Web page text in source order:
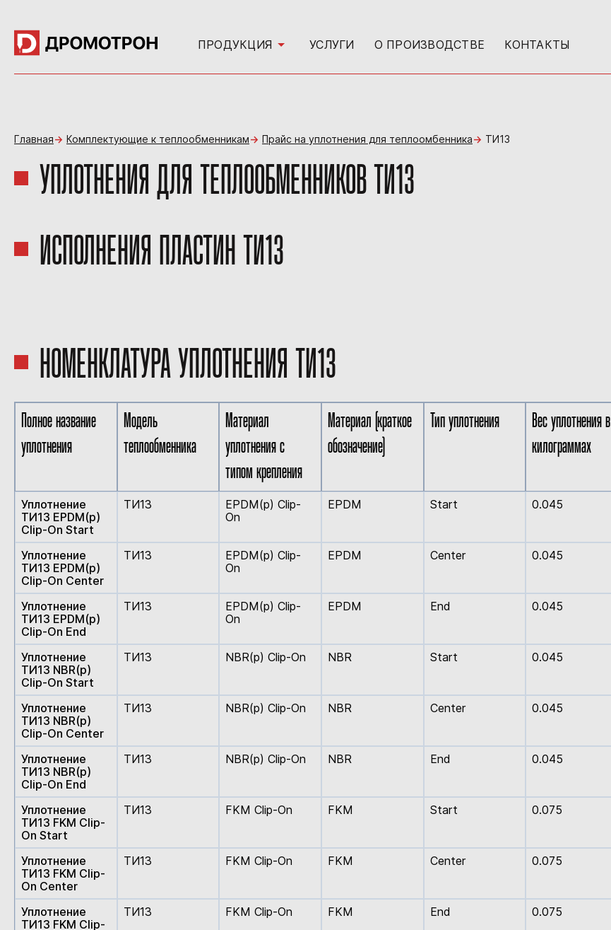
ПРОДУКЦИЯ УСЛУГИ О ПРОИЗВОДСТВЕ КОНТАКТЫ
Главная Комплектующие к теплообменникам Прайс на уплотнения для теплоомбенника ТИ13
УПЛОТНЕНИЯ ДЛЯ ТЕПЛООБМЕННИКОВ ТИ13
ИСПОЛНЕНИЯ ПЛАСТИН ТИ13
НОМЕНКЛАТУРА УПЛОТНЕНИЯ ТИ13
Полное название
уплотнения
Модель
теплообменника
Материал
уплотнения с
типом крепления
Материал (краткое
обозначение)
Тип уплотнения
Вес уплотнения в
килограммах
Уплотнение
ТИ13 EPDM(p)
Clip-On Start
ТИ13
EPDM(p) Clip-
On
EPDM Start 0.045
Уплотнение
ТИ13 EPDM(p)
Clip-On Center
ТИ13
EPDM(p) Clip-
On
EPDM Center 0.045
Уплотнение
ТИ13 EPDM(p)
Clip-On End
ТИ13
EPDM(p) Clip-
On
EPDM End 0.045
Уплотнение
ТИ13 NBR(p)
Clip-On Start
ТИ13 NBR(p) Clip-On NBR Start 0.045
Уплотнение
ТИ13 NBR(p)
Clip-On Center
ТИ13 NBR(p) Clip-On NBR Center 0.045
Уплотнение
ТИ13 NBR(p)
Clip-On End
ТИ13 NBR(p) Clip-On NBR End 0.045
Уплотнение
ТИ13 FKM Clip-
On Start
ТИ13 FKM Clip-On FKM Start 0.075
Уплотнение
ТИ13 FKM Clip-
On Center
ТИ13 FKM Clip-On FKM Center 0.075
Уплотнение
ТИ13 FKM Clip-
ТИ13 FKM Clip-On FKM End 0.075